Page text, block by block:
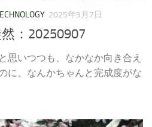
2025年9月7日
然：20250907
思いつつも、なかなか向き合え
に、なんかちゃんと完成度がな